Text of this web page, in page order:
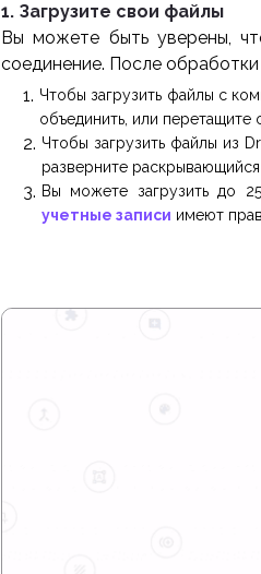
1. Загрузите свои файлы
Вы можете быть уверены,
соединение. После
Чтобы загрузить файлы с
объединить, или перетащите
Чтобы загрузить файлы из
разверните
Вы можете загрузить до
учетные записи имеют